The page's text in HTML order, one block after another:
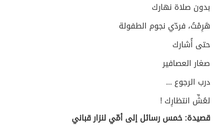
بدون صلاة نهارك
هَرِمْتُ، فردّي نجوم الطفولة
حتى أُشارك
صغار العصافير
درب الرجوع ...
لعُشِّ انتظارِك !
قصيدة: خمس رسائل إلى أمّي لنزار قباني